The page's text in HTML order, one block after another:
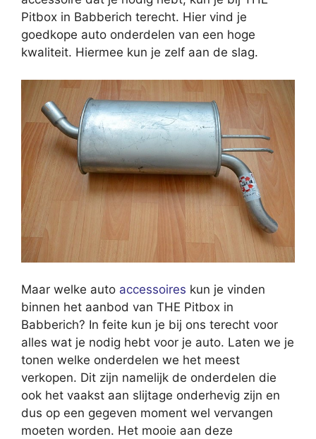
Pitbox in Babberich terecht. Hier vind je
goedkope auto onderdelen van een hoge
kwaliteit. Hiermee kun je zelf aan de slag.
Maar welke auto accessoires kun je vinden
binnen het aanbod van THE Pitbox in
Babberich? In feite kun je bij ons terecht voor
alles wat je nodig hebt voor je auto. Laten we je
tonen welke onderdelen we het meest
verkopen. Dit zijn namelijk de onderdelen die
ook het vaakst aan slijtage onderhevig zijn en
dus op een gegeven moment wel vervangen
moeten worden. Het mooie aan deze